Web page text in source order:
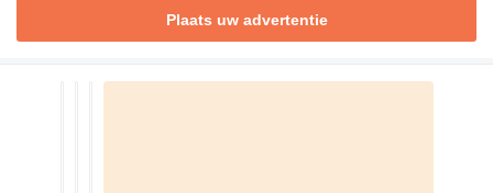
Plaats uw advertentie